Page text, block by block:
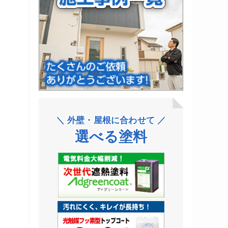
＼ 外壁・屋根に合わせて ／
選べる塗料